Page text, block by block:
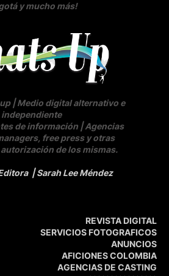
y mucho más!
| Medio digital alternativo e
independiente
de información | Agencias
free press y otras
de los mismas.
| Sarah Lee Méndez
REVISTA DIGITAL
SERVICIOS FOTOGRAFICOS
ANUNCIOS
AFICIONES COLOMBIA
AGENCIAS DE CASTING